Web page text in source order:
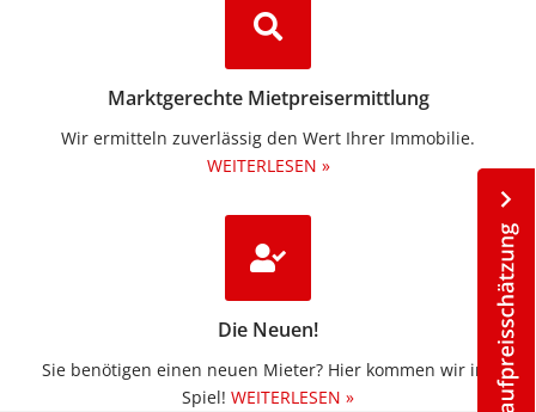
Marktgerechte Mietpreisermittlung
Wir ermitteln zuverlässig den Wert Ihrer Immobilie.
WEITERLESEN »
Die Neuen!
Sie benötigen einen neuen Mieter? Hier kommen wir ins
Spiel! WEITERLESEN »